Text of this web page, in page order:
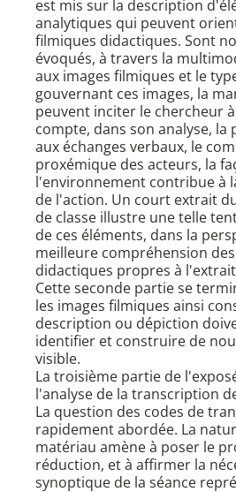
est mis sur la description
analytiques qui peuvent
filmiques didactiques. Sont
évoqués, à travers la
aux images filmiques et le
gouvernant ces images, la
peuvent inciter le chercheur
compte, dans son analyse,
aux échanges verbaux, le
proxémique des acteurs, la
l'environnement contribue à
de l'action. Un court extrait
de classe illustre une telle
de ces éléments, dans la
meilleure compréhension
didactiques propres à
Cette seconde partie se
les images filmiques ainsi
description ou dépiction
identifier et construire de
visible.
La troisième partie de
l'analyse de la transcription
La question des codes de
rapidement abordée. La
matériau amène à poser le
réduction, et à affirmer la
synoptique de la séance